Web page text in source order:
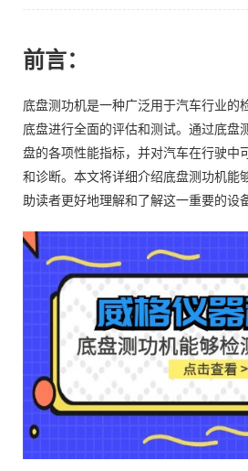
前言：
底盘测功机是一种广泛用于汽车行业的
底盘进行全面的评估和测试。通过底盘
盘的各项性能指标，并对汽车在行驶中
和诊断。本文将详细介绍底盘测功机能
助读者更好地理解和了解这一重要的设